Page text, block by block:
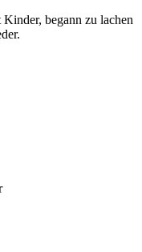
begann zu lachen